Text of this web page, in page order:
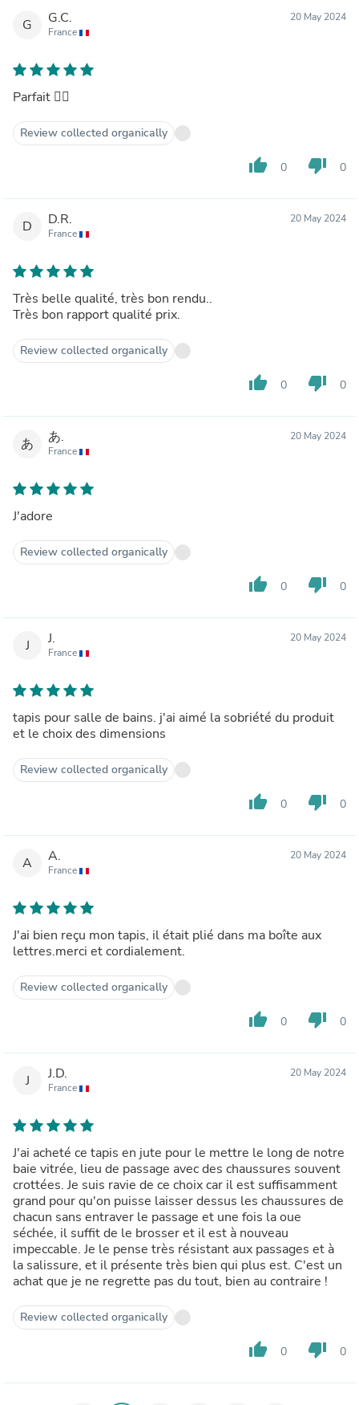
G G.C.
France
20 May 2024
Parfait 👌🏼
Review collected organically
thumb_up 0 thumb_down 0
D D.R.
France
20 May 2024
Très belle qualité, très bon rendu..
Très bon rapport qualité prix.
Review collected organically
thumb_up 0 thumb_down 0
あ あ.
France
20 May 2024
J'adore
Review collected organically
thumb_up 0 thumb_down 0
J J.
France
20 May 2024
tapis pour salle de bains. j'ai aimé la sobriété du produit
et le choix des dimensions
Review collected organically
thumb_up 0 thumb_down 0
A A.
France
20 May 2024
J'ai bien reçu mon tapis, il était plié dans ma boîte aux
lettres.merci et cordialement.
Review collected organically
thumb_up 0 thumb_down 0
J J.D.
France
20 May 2024
J'ai acheté ce tapis en jute pour le mettre le long de notre
baie vitrée, lieu de passage avec des chaussures souvent
crottées. Je suis ravie de ce choix car il est suffisamment
grand pour qu'on puisse laisser dessus les chaussures de
chacun sans entraver le passage et une fois la oue
séchée, il suffit de le brosser et il est à nouveau
impeccable. Je le pense très résistant aux passages et à
la salissure, et il présente très bien qui plus est. C'est un
achat que je ne regrette pas du tout, bien au contraire !
Review collected organically
thumb_up 0 thumb_down 0